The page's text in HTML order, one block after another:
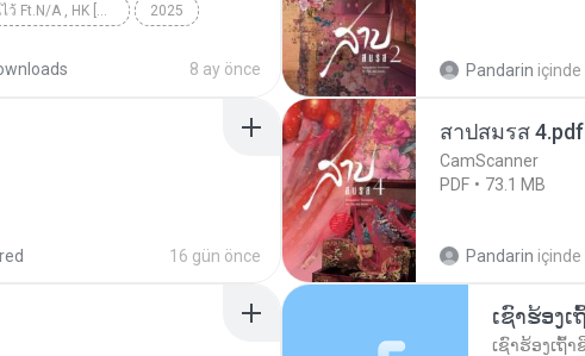
KRK - เธอทิ้งฉันไว้ Ft.N/A , HK [Official MV] 2025
8 ay önce Pandarin içinde
16 gün önce
สาปสมรส 4.pdf
CamScanner
PDF
73.1 MB
Pandarin içinde